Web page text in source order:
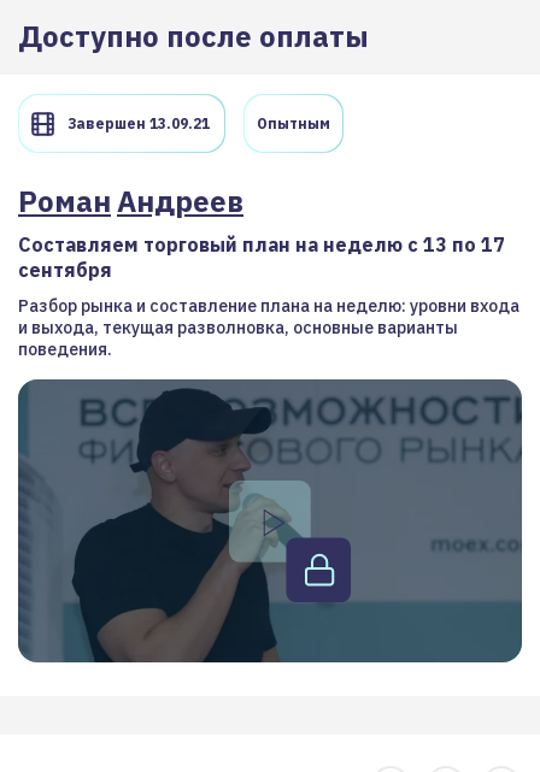
Доступно после оплаты
Завершен 13.09.21 Опытным
РоманАндреев
Составляем торговый план на неделю с 13 по 17
сентября
Разбор рынка и составление плана на неделю: уровни входа
и выхода, текущая разволновка, основные варианты
поведения.